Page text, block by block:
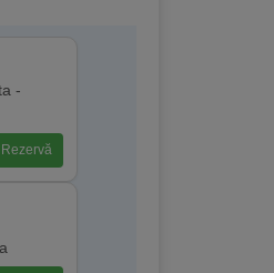
-
Rezervă